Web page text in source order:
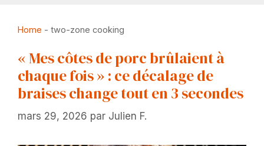
Home - two-zone cooking
« Mes côtes de porc brûlaient à
chaque fois » : ce décalage de
braises change tout en 3 secondes
mars 29, 2026 par Julien F.